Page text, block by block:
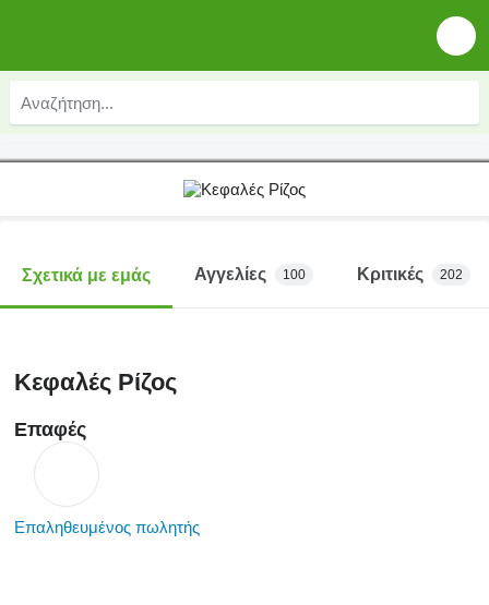
Σχετικά με εμάς Αγγελίες 100 Κριτικές 202
Κεφαλές Ρίζος
Επαφές
Επαληθευμένος πωλητής